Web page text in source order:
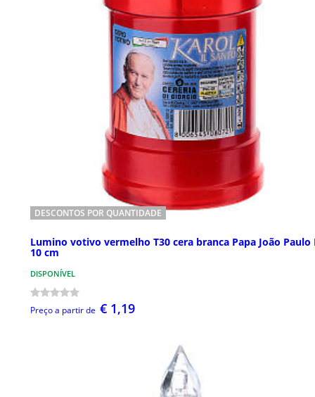
DESCONTOS POR QUANTIDADE
Lumino votivo vermelho T30 cera branca Papa João Paulo
10 cm
DISPONÍVEL
Preço a partir de € 1,19